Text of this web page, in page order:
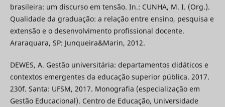
brasileira: um discurso em tensão. In.: CUNHA, M. I. (Org.).
Qualidade da graduação: a relação entre ensino, pesquisa e
extensão e o desenvolvimento profissional docente.
Araraquara, SP: Junqueira&Marin, 2012.
DEWES, A. Gestão universitária: departamentos didáticos e
contextos emergentes da educação superior pública. 2017.
230f. Santa: UFSM, 2017. Monografia (especialização em
Gestão Educacional). Centro de Educação, Universidade